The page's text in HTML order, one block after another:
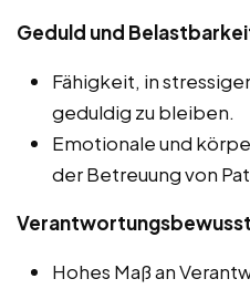
Geduld und
Fähigkeit, in
geduldig zu bleiben.
Emotionale und
der Betreuung von
Hohes Maß an